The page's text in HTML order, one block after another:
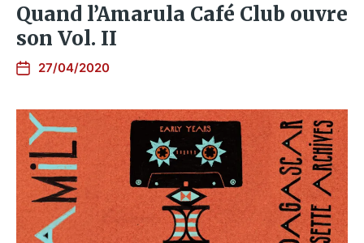
Quand l’Amarula Café Club ouvre
son Vol. II
27/04/2020